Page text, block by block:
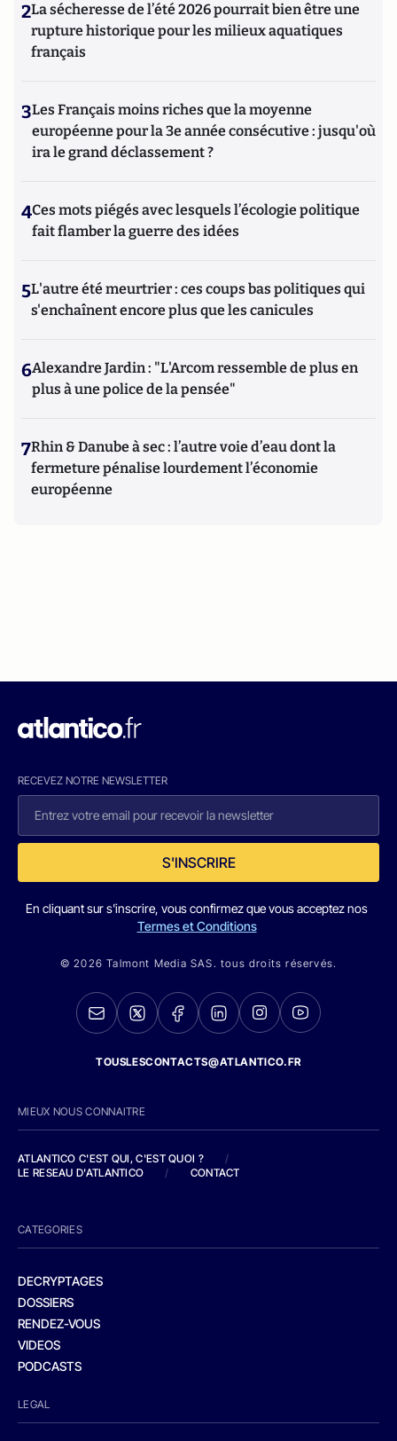
2La sécheresse de l’été 2026 pourrait bien être une
rupture historique pour les milieux aquatiques
français
3Les Français moins riches que la moyenne
européenne pour la 3e année consécutive : jusqu'où
ira le grand déclassement ?
4Ces mots piégés avec lesquels l’écologie politique
fait flamber la guerre des idées
5L'autre été meurtrier : ces coups bas politiques qui
s'enchaînent encore plus que les canicules
6Alexandre Jardin : "L'Arcom ressemble de plus en
plus à une police de la pensée"
7Rhin & Danube à sec : l’autre voie d’eau dont la
fermeture pénalise lourdement l’économie
européenne
RECEVEZ NOTRE NEWSLETTER
S'INSCRIRE
En cliquant sur s'inscrire, vous confirmez que vous acceptez nos
Termes et Conditions
© 2026 Talmont Media SAS. tous droits réservés.
TOUSLESCONTACTS@ATLANTICO.FR
MIEUX NOUS CONNAITRE
ATLANTICO C'EST QUI, C'EST QUOI ?
/
LE RESEAU D'ATLANTICO
/ CONTACT
CATEGORIES
DECRYPTAGES
DOSSIERS
RENDEZ-VOUS
VIDEOS
PODCASTS
LEGAL